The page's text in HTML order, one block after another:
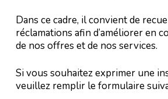
Dans ce cadre, il convient de
réclamations afin d’améliorer en
de nos offres et de nos services.
Si vous souhaitez exprimer une
veuillez remplir le formulaire